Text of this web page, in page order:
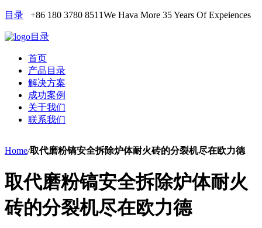
目录 +86 180 3780 8511We Hava More 35 Years Of Expeiences
目录
首页
产品目录
解决方案
成功案例
关于我们
联系我们
Home/取代磨粉镐安全拆除炉体耐火砖的分裂机尽在欧力德
取代磨粉镐安全拆除炉体耐火
砖的分裂机尽在欧力德